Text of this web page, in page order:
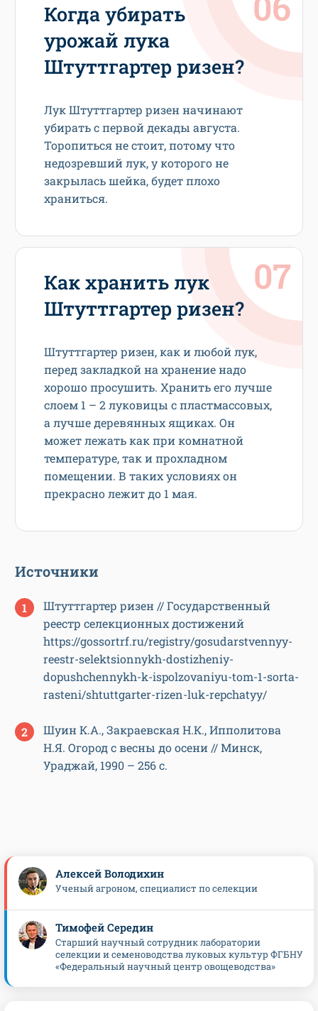
Когда убирать
урожай лука
Штуттгартер ризен?
Лук Штуттгартер ризен начинают
убирать с первой декады августа.
Торопиться не стоит, потому что
недозревший лук, у которого не
закрылась шейка, будет плохо
храниться.
Как хранить лук
Штуттгартер ризен?
Штуттгартер ризен, как и любой лук,
перед закладкой на хранение надо
хорошо просушить. Хранить его лучше
слоем 1 – 2 луковицы с пластмассовых,
а лучше деревянных ящиках. Он
может лежать как при комнатной
температуре, так и прохладном
помещении. В таких условиях он
прекрасно лежит до 1 мая.
Источники
Штуттгартер ризен // Государственный
реестр селекционных достижений
https://gossortrf.ru/registry/gosudarstvennyy-
reestr-selektsionnykh-dostizheniy-
dopushchennykh-k-ispolzovaniyu-tom-1-sorta-
rasteni/shtuttgarter-rizen-luk-repchatyy/
Шуин К.А., Закраевская Н.К., Ипполитова
Н.Я. Огород с весны до осени // Минск,
Ураджай, 1990 – 256 с.
Алексей Володихин
Ученый агроном, специалист по селекции
Тимофей Середин
Старший научный сотрудник лаборатории
селекции и семеноводства луковых культур ФГБНУ
«Федеральный научный центр овощеводства»